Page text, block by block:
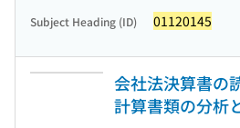
Subject Heading (ID) 01120145
会社法決算書の
計算書類の分析